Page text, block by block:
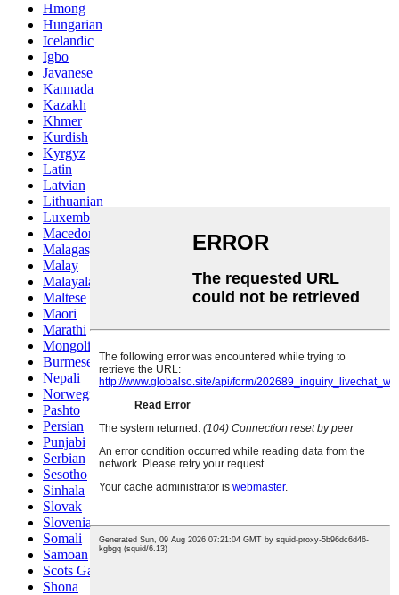
Hmong
Hungarian
Icelandic
Igbo
Javanese
Kannada
Kazakh
Khmer
Kurdish
Kyrgyz
Latin
Latvian
Lithuanian
Luxembou..
Macedonian
Malagasy
Malay
Malayalam
Maltese
Maori
Marathi
Mongolian
Burmese
Nepali
Norwegian
Pashto
Persian
Punjabi
Serbian
Sesotho
Sinhala
Slovak
Slovenian
Somali
Samoan
Scots Gaelic
Shona